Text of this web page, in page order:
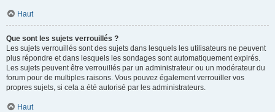
Haut
Que sont les sujets verrouillés ?
Les sujets verrouillés sont des sujets dans lesquels les utilisateurs ne peuvent
plus répondre et dans lesquels les sondages sont automatiquement expirés.
Les sujets peuvent être verrouillés par un administrateur ou un modérateur du
forum pour de multiples raisons. Vous pouvez également verrouiller vos
propres sujets, si cela a été autorisé par les administrateurs.
Haut